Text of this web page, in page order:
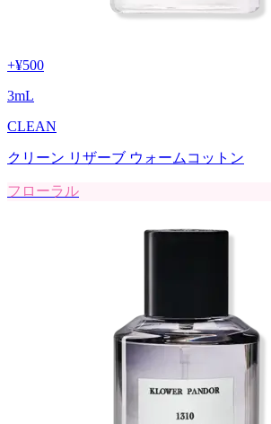
+¥500
3mL
CLEAN
クリーン リザーブ ウォームコットン
フローラル